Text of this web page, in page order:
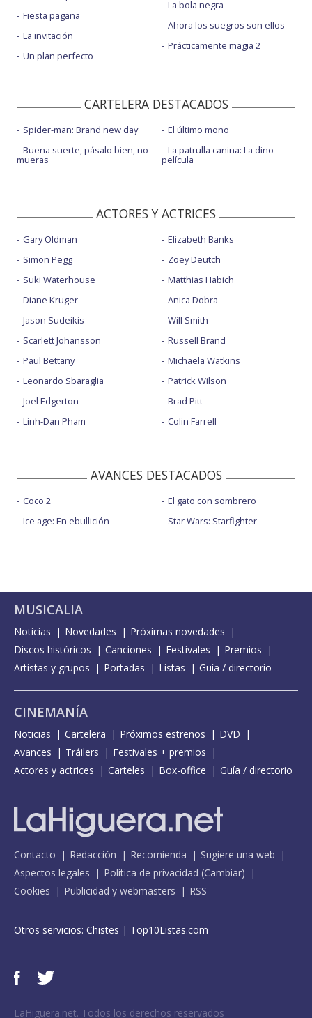
Fiesta pagäna
La invitación
Un plan perfecto
La bola negra
Ahora los suegros son ellos
Prácticamente magia 2
CARTELERA DESTACADOS
Spider-man: Brand new day
Buena suerte, pásalo bien, no
mueras
El último mono
La patrulla canina: La dino
película
ACTORES Y ACTRICES
Gary Oldman
Simon Pegg
Suki Waterhouse
Diane Kruger
Jason Sudeikis
Scarlett Johansson
Paul Bettany
Leonardo Sbaraglia
Joel Edgerton
Linh-Dan Pham
Elizabeth Banks
Zoey Deutch
Matthias Habich
Anica Dobra
Will Smith
Russell Brand
Michaela Watkins
Patrick Wilson
Brad Pitt
Colin Farrell
AVANCES DESTACADOS
Coco 2
Ice age: En ebullición
El gato con sombrero
Star Wars: Starfighter
MUSICALIA
Noticias Novedades
Próximas novedades
Discos históricos
Canciones Festivales
Premios
Artistas y grupos
Portadas Listas Guía / directorio
CINEMANÍA
Noticias Cartelera Próximos estrenos
DVD
Avances
Tráilers
Festivales + premios
Actores y actrices
Carteles Box-office Guía / directorio
Contacto Redacción Recomienda
Sugiere una web
Aspectos legales
Política de privacidad (Cambiar)
Cookies
Publicidad y webmasters RSS
Otros servicios: Chistes | Top10Listas.com
LaHiguera.net. Todos los derechos reservados